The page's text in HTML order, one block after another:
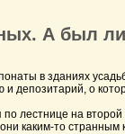
А был
в зданиях
и депозитарий, о
на второй
каким-то странным